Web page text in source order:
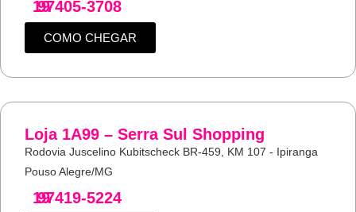
19
97405-3708
COMO CHEGAR
Loja 1A99 – Serra Sul Shopping
Rodovia Juscelino Kubitscheck BR-459, KM 107 - Ipiranga
Pouso Alegre/MG
19
97419-5224